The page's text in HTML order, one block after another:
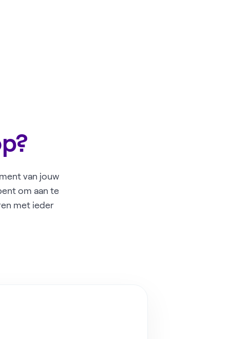
van jouw
om aan te
met ieder